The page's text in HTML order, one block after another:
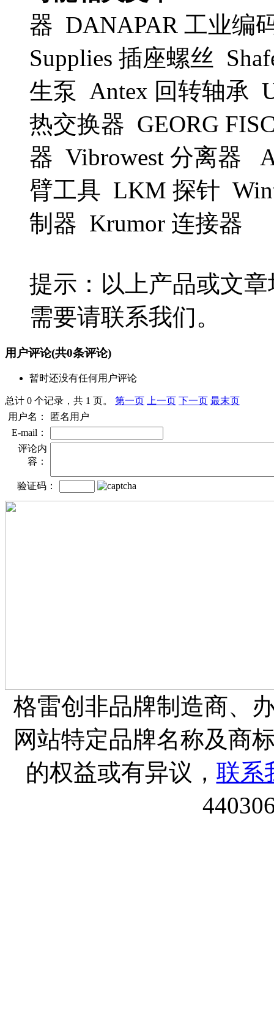
器 DANAPAR 工业编
Supplies 插座螺丝
生泵 Antex 回转轴承
热交换器 GEORG
器 Vibrowest 分离器
臂工具 LKM 探针
制器 Krumor 连接器
提示：以上产品或文
需要请联系我们。
用户评论(共0条评论)
暂时还没有任何用户评论
总计 0 个记录，共 1 页。 第一页 上一页 下一页 最末页
用户名：
匿名用户
E-mail：
评论内
容：
验证码：
格雷创非品牌制造商、
网站特定品牌名称及商
的权益或有异议， 联系